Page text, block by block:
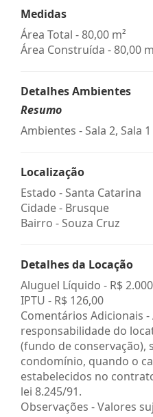
Medidas
Área Total - 80,00 m²
Área Construída - 80,00
Detalhes Ambientes
Resumo
Ambientes - Sala 2, Sala 1
Localização
Estado -Santa Catarina
Cidade - Brusque
Bairro -Souza Cruz
Detalhes da Locação
Aluguel Líquido - R$
IPTU - R$ 126,00
Comentários Adicionais
responsabilidade do
(fundo de conservação),
condomínio, quando o
estabelecidos no
lei 8.245/91.
Observações - Valores